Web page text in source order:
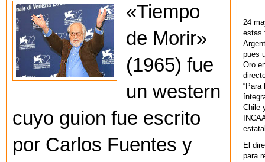
«Tiempo
de Morir»
(1965) fue
un western
cuyo guion fue escrito
por Carlos Fuentes y
24
estas
pues
Oro
“Para
Chile
El
para